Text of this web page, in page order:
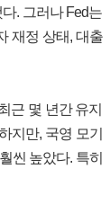
. 그러나 Fed는
재정 상태, 대출
근 몇 년간 유지
지만, 국영 모기
씬 높았다. 특히